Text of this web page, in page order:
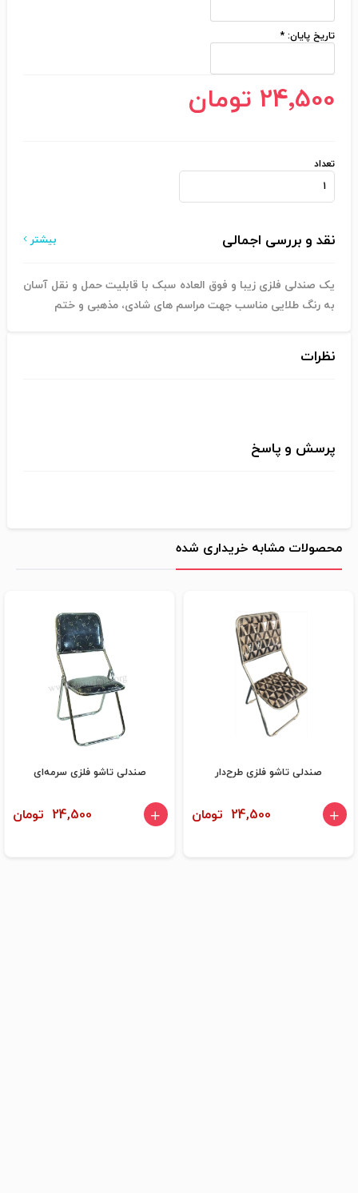
تاریخ پایان: *
24٬500 تومان
تعداد
نقد و بررسی اجمالی بیشتر
یک صندلی فلزی زیبا و فوق العاده سبک با قابلیت حمل و نقل آسان
به رنگ طلایی مناسب جهت مراسم های شادی، مذهبی و ختم
نظرات
پرسش و پاسخ
محصولات مشابه خریداری شده
صندلی تاشو فلزی طرح‌دار
24,500 تومان
صندلی تاشو فلزی سرمه‌ای
24,500 تومان